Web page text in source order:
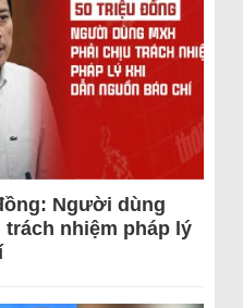
Người dùng
nhiệm pháp lý